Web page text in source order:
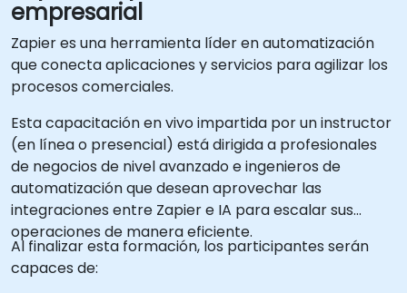
empresarial
Zapier es una herramienta líder en automatización
que conecta aplicaciones y servicios para agilizar los
procesos comerciales.
Esta capacitación en vivo impartida por un instructor
(en línea o presencial) está dirigida a profesionales
de negocios de nivel avanzado e ingenieros de
automatización que desean aprovechar las
integraciones entre Zapier e IA para escalar sus
operaciones de manera eficiente.
Al finalizar esta formación, los participantes serán
capaces de: